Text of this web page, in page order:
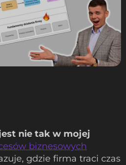
nie tak w mojej
biznesowych
gdzie firma traci czas